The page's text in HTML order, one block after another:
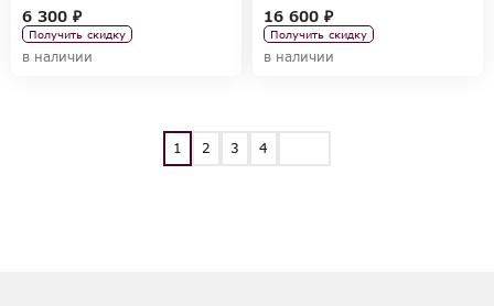
6 300 ₽
Получить скидку
в наличии
16 600 ₽
Получить скидку
в наличии
1 2 3 4